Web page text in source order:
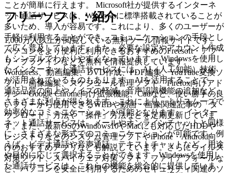
ことが簡単に行えます。 Microsoft社が提供するインターネ
ット通話サービスは、Windowsに標準搭載されていることが
多いため、導入が容易です。これにより、多くのユーザーが
手軽に利用することができ、コミュニケーションの手段とし
て広く普及しています。また、必要な設定やアカウント作成
もシンプルでわかりやすくなっています。 Windowsを使用し
たインターネット通話サービスには、AI（人工知能）技術
が活用されているものもあります。AIを活用することで、
通話品質の向上やノイズの軽減、音声認識機能の追加など、
さまざまな利点が得られます。これにより、よりスムーズで
効率的なコミュニケーションが可能となります。 インター
ネット通話サービスは、メールやオンラインチャットと同様
に、さまざまな形式でのコミュニケーションが可能です。例
えば、ビデオ通話や音声通話、テキストチャットなど、用途
や目的に応じて選択することができます。Windowsを使用し
た通話サービスは、これらの機能を総合的に提供していま
フリーソフト：紹介
1,000万人以上が閲覧している無料ツール情報サイトです。
パソコンをより便利に利用できるおすすめのFreesoft・アプ
リ・プラグインなどを無料で情報提供しています。
Wordpress、動画編集、DVD作成、PDF編集、YouTube変換ソ
フト、画像編集、スケジュール管理ソフト、Firefox向けアド
オン・Google Chrome向け拡張機能、Cadなど、使い勝手の良
いフリーから使用できるWEBや動画・画像関連記事の「ダ
ウンロード」方法や「操作」方法などを定期更新していま
す。また、最新OSのWindows10やMacにも対応したHDDや
レジストリなどのシステム管理ソフトやiPhone・Android向
けのおすすめアプリなども解説しています。さらにウイルス
対策ソフト、スパイウェア対策ソフト、ファイアフォールな
ど、パソコンを安全に利用するためのセキュリティ関連のソ